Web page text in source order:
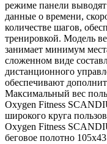
режиме панели
данные о времени,
количестве шагов,
тренировкой. Модель
занимает минимум
сложенном виде
дистанционного
обеспечивают
Максимальный вес
Oxygen Fitness
широкого круга
Oxygen Fitness
беговое полотно